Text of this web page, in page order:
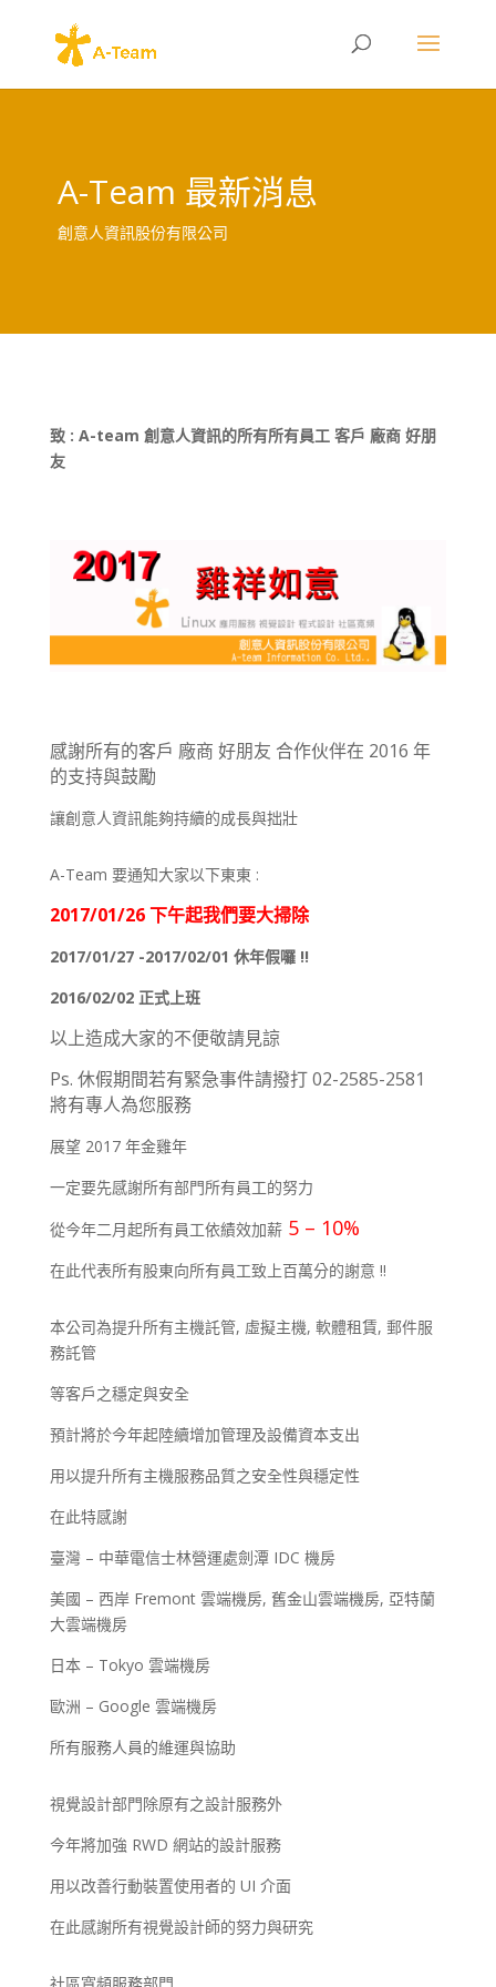
A-Team 最新消息
創意人資訊股份有限公司
致 : A-team 創意人資訊的所有所有員工 客戶 廠商 好朋
友
感謝所有的客戶 廠商 好朋友 合作伙伴在 2016 年
的支持與鼓勵
讓創意人資訊能夠持續的成長與拙壯
A-Team 要通知大家以下東東 :
2017/01/26 下午起我們要大掃除
2017/01/27 -2017/02/01 休年假囉 !!
2016/02/02 正式上班
以上造成大家的不便敬請見諒
Ps. 休假期間若有緊急事件請撥打 02-2585-2581
將有專人為您服務
展望 2017 年金雞年
一定要先感謝所有部門所有員工的努力
從今年二月起所有員工依績效加薪 5 – 10%
在此代表所有股東向所有員工致上百萬分的謝意 !!
本公司為提升所有主機託管, 虛擬主機, 軟體租賃, 郵件服
務託管
等客戶之穩定與安全
預計將於今年起陸續增加管理及設備資本支出
用以提升所有主機服務品質之安全性與穩定性
在此特感謝
臺灣 – 中華電信士林營運處劍潭 IDC 機房
美國 – 西岸 Fremont 雲端機房, 舊金山雲端機房, 亞特蘭
大雲端機房
日本 – Tokyo 雲端機房
歐洲 – Google 雲端機房
所有服務人員的維運與協助
視覺設計部門除原有之設計服務外
今年將加強 RWD 網站的設計服務
用以改善行動裝置使用者的 UI 介面
在此感謝所有視覺設計師的努力與研究